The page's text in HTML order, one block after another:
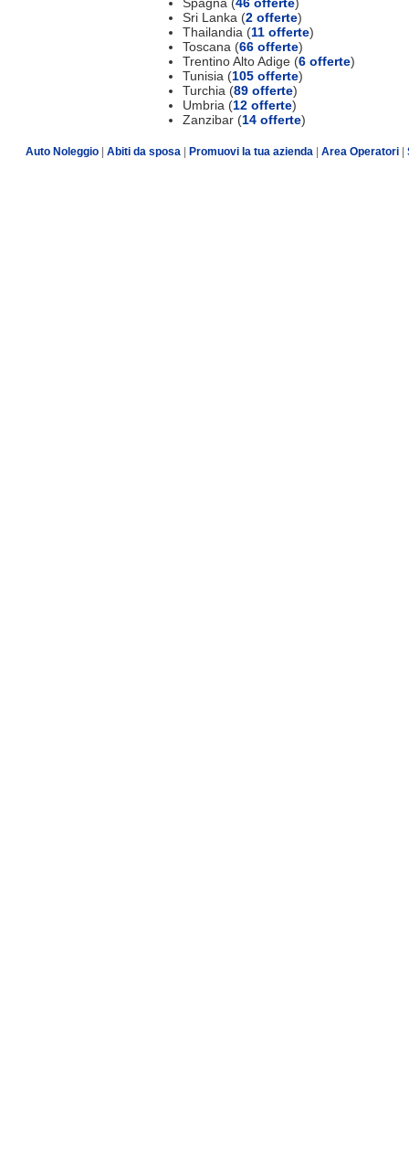
Sri Lanka (2 offerte)
Thailandia (11 offerte)
Toscana (66 offerte)
Trentino Alto Adige (6 offerte)
Tunisia (105 offerte)
Turchia (89 offerte)
Umbria (12 offerte)
Zanzibar (14 offerte)
Auto Noleggio Abiti da sposa Promuovi la tua azienda Area Operatori